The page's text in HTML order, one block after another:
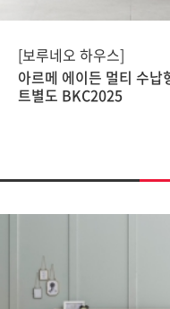
[보루네오 하우스]
아르메 에이든 멀티 수납
트별도 BKC2025